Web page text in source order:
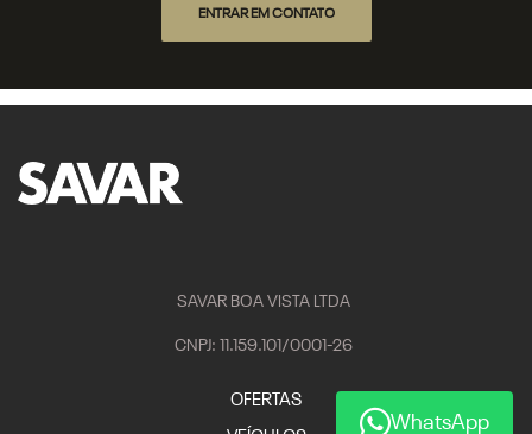
ENTRAR EM CONTATO
SAVAR BOA VISTA LTDA
CNPJ: 11.159.101/0001-26
OFERTAS
WhatsApp